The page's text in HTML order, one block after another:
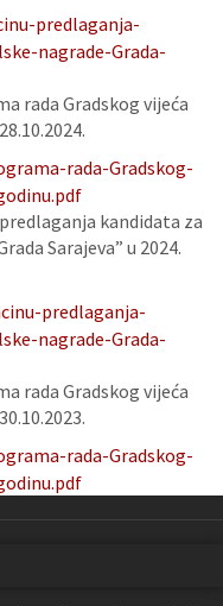
predlaganja-
nagrade-Grada-
rada Gradskog vijeća
rada-Gradskog-
kandidata za
Sarajeva” u 2024.
predlaganja-
nagrade-Grada-
rada Gradskog vijeća
rada-Gradskog-